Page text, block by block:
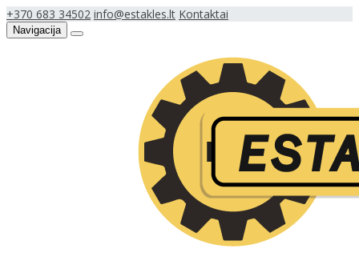
+370 683 34502 info@estakles.lt Kontaktai
Navigacija